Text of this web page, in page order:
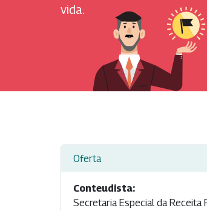
vida.
Oferta
Conteudista:
Secretaria Especial da Receita